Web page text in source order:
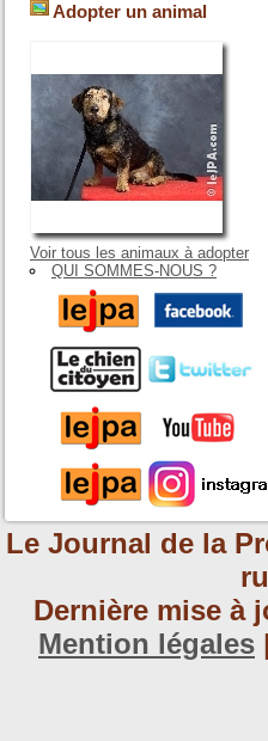
Adopter un animal
Voir tous les animaux à adopter
QUI SOMMES-NOUS ?
Le Journal de la
Dernière mise à
Mention légales |